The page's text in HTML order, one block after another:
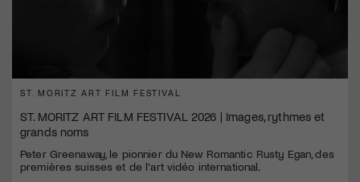
ST. MORITZ ART FILM FESTIVAL
ST. MORITZ ART FILM FESTIVAL 2026 | Images, rythmes et
grands noms
Peter Greenaway, le pionnier du New Romantic Rusty Egan, des
premières suisses et de l’art vidéo international.